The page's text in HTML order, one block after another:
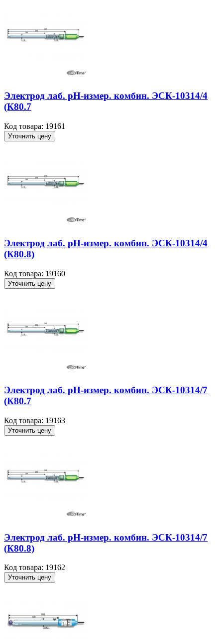
Электрод лаб. рН-измер. комбин. ЭСК-10314/4
(К80.7
Код товара: 19161
Уточнить цену
Электрод лаб. рН-измер. комбин. ЭСК-10314/4
(К80.8)
Код товара: 19160
Уточнить цену
Электрод лаб. рН-измер. комбин. ЭСК-10314/7
(К80.7
Код товара: 19163
Уточнить цену
Электрод лаб. рН-измер. комбин. ЭСК-10314/7
(К80.8)
Код товара: 19162
Уточнить цену